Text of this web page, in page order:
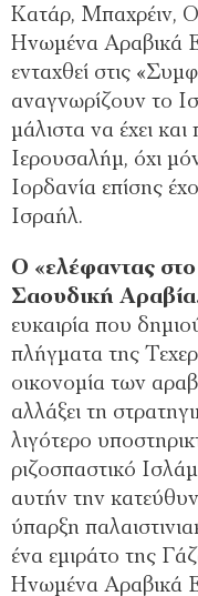
Κατάρ, Μπαχρέιν,
Ηνωμένα Αραβικά
ενταχθεί στις
αναγνωρίζουν το
μάλιστα να έχει και
Ιερουσαλήμ, όχι
Ιορδανία επίσης
Ισραήλ.
Ο «ελέφαντας
Σαουδική
ευκαιρία που
πλήγματα της
οικονομία των
αλλάξει τη
λιγότερο
ριζοσπαστικό
αυτήν την
ύπαρξη
ένα εμιράτο της
Ηνωμένα Αραβικά